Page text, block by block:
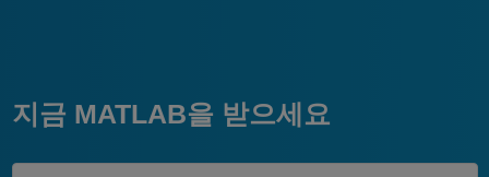
지금 MATLAB을 받으세요